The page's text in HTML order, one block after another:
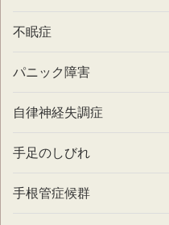
不眠症
パニック障害
自律神経失調症
手足のしびれ
手根管症候群